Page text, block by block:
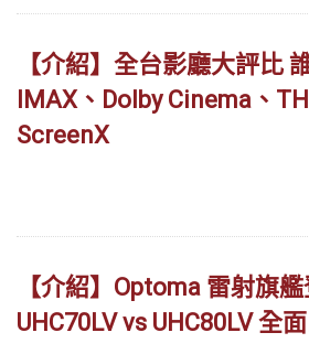
【介紹】全台影廳大評比
IMAX、Dolby Cinema、
ScreenX
【介紹】Optoma 雷射旗艦
UHC70LV vs UHC80LV 全